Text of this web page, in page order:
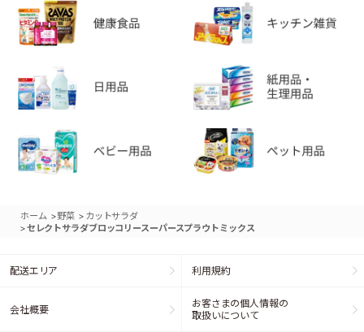
ホーム >野菜 > カットサラダ
>セレクトサラダブロッコリースーパースプラウトミックス
配送エリア 利用規約
会社概要
お客さまの個人情報の
取扱いについて